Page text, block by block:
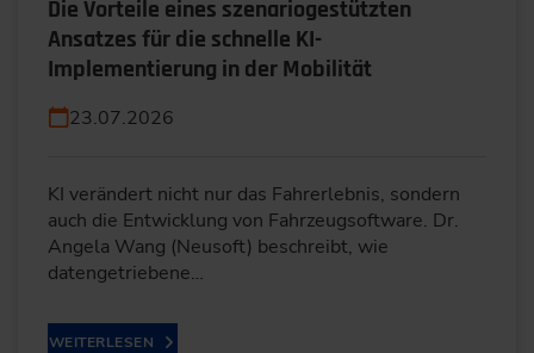
Die Vorteile eines szenariogestützten
Ansatzes für die schnelle KI-
Implementierung in der Mobilität
23.07.2026
KI verändert nicht nur das Fahrerlebnis, sondern
auch die Entwicklung von Fahrzeugsoftware. Dr.
Angela Wang (Neusoft) beschreibt, wie
datengetriebene…
WEITERLESEN